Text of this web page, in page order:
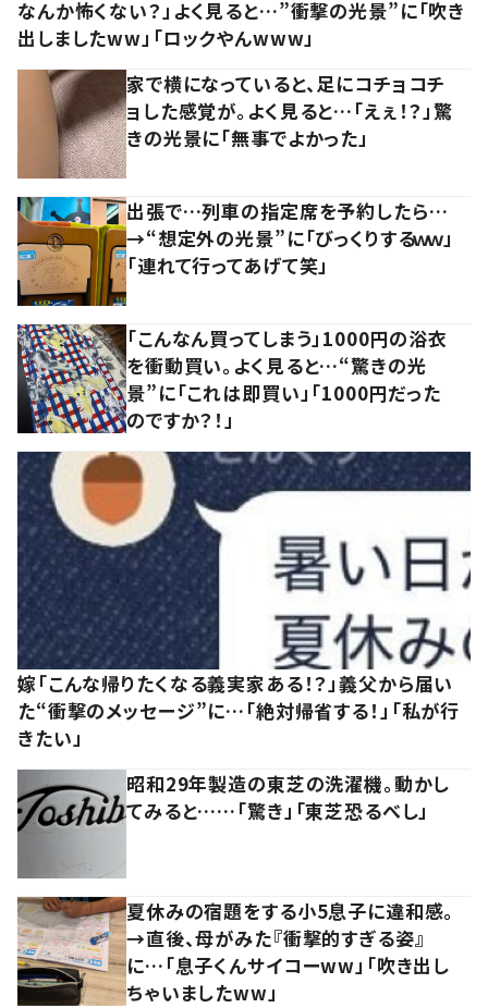
なんか怖くない？」よく見ると…”衝撃の光景”に「吹き
出しましたww」「ロックやんwww」
家で横になっていると、足にコチョコチ
ョした感覚が。よく見ると…「えぇ！？」驚
きの光景に「無事でよかった」
出張で…列車の指定席を予約したら…
→“想定外の光景”に「びっくりするｗｗ」
「連れて行ってあげて笑」
「こんなん買ってしまう」1000円の浴衣
を衝動買い。よく見ると…“驚きの光
景”に「これは即買い」「1000円だった
のですか？！」
嫁「こんな帰りたくなる義実家ある！？」義父から届い
た“衝撃のメッセージ”に…「絶対帰省する！」「私が行
きたい」
昭和29年製造の東芝の洗濯機。動かし
てみると……「驚き」「東芝恐るべし」
夏休みの宿題をする小5息子に違和感。
→直後、母がみた『衝撃的すぎる姿』
に…「息子くんサイコーww」「吹き出し
ちゃいましたww」